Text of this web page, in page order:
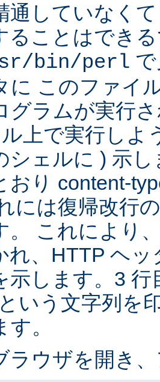
通していなく
ることはでき
bin/perl
に このファイ
グラムが実行
上で実行しよ
シェルに ) 示
おり content-
には復帰改行
。 これにより
れ、HTTP ヘ
示します。3 行
いう文字列を
。
ラウザを開き